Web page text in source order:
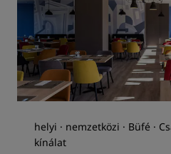
helyi · nemzetközi · Büfé ·
kínálat